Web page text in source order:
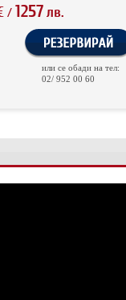
/ 1257 лв.
или се обади на тел:
02/ 952 00 60